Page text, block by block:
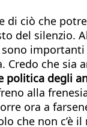
di ciò che
del silenzio.
importanti
Credo che sia
politica degli
alla
ora a
che non c’è